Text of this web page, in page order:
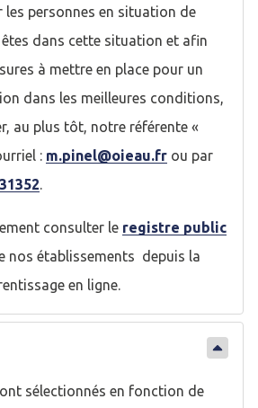
les personnes en situation de
êtes dans cette situation et afin
à mettre en place pour un
dans les meilleures conditions,
au plus tôt, notre référente «
: m.pinel@oieau.fr ou par
.
consulter le registre public
nos établissements depuis la
en ligne.
sélectionnés en fonction de